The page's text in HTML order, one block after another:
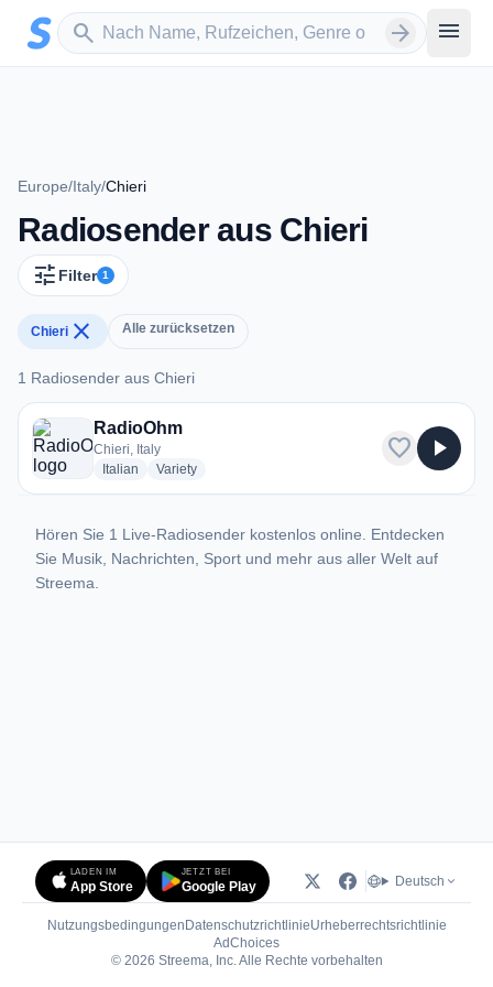
Zum Hauptinhalt springen
search
Sender suchen arrow_forward menu
Europe/Italy/Chieri
Radiosender aus Chieri
tune Filter 1
Chieri close Alle zurücksetzen
1 Radiosender aus Chieri
1 Radiosender aus Chieri
RadioOhm
Chieri, Italy
Italian radio stations
Varietyradio stations
favorite play_arrow
Hören Sie 1 Live-Radiosender kostenlos online. Entdecken
Sie Musik, Nachrichten, Sport und mehr aus aller Welt auf
Streema.
LADEN IM
App Store
JETZT BEI
Google Play Deutsch
Nutzungsbedingungen DatenschutzrichtlinieUrheberrechtsrichtlinie
AdChoices(öffnet in neuem Tab)
© 2026 Streema, Inc. Alle Rechte vorbehalten